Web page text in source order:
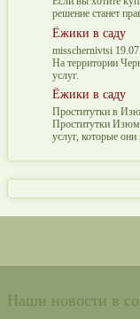
решение станет
Ёжики в саду
misschernivtsi
На территории
услуг.
Ёжики в саду
Проститутки в
Проститутки
услуг, которые они
Наши новости в